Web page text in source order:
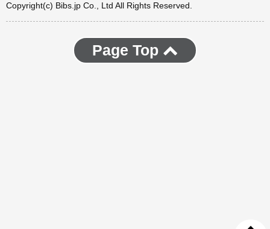
Copyright(c) Bibs.jp Co., Ltd All Rights Reserved.
Page Top